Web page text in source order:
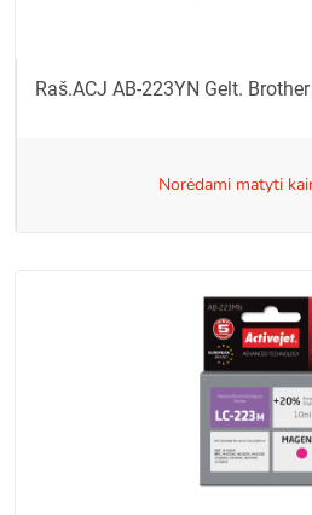
Raš.ACJ AB-223YN Gelt.
norėdami matyti